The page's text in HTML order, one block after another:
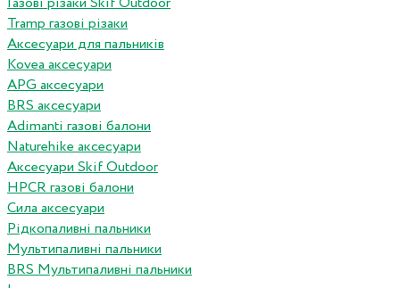
Tramp газові різаки
Аксесуари для пальників
Kovea аксесуари
APG аксесуари
BRS аксесуари
Adimanti газові балони
Naturehike аксесуари
Аксесуари Skif Outdoor
HPCR газові балони
Сила аксесуари
Рідкопаливні пальники
Мультипаливні пальники
BRS Мультипаливні пальники